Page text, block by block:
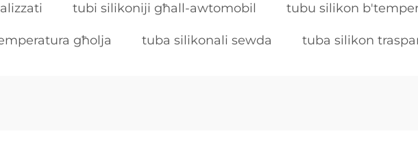
tubi silikoniji għall-awtomobil tubu silikon
għolja tuba silikonali sewda tuba silikon